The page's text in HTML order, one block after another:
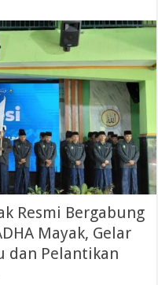
Resmi Bergabung
Mayak, Gelar
dan Pelantikan